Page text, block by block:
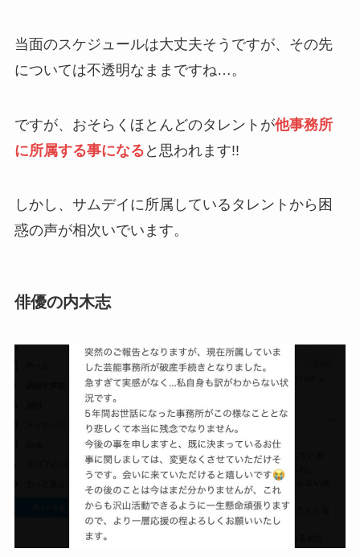
当面のスケジュールは大丈夫そうですが、その先
については不透明なままですね…。
ですが、おそらくほとんどのタレントが他事務所
に所属する事になる と思われます!!
しかし、サムデイに所属しているタレントから困
惑の声が相次いでいます。
俳優の内木志